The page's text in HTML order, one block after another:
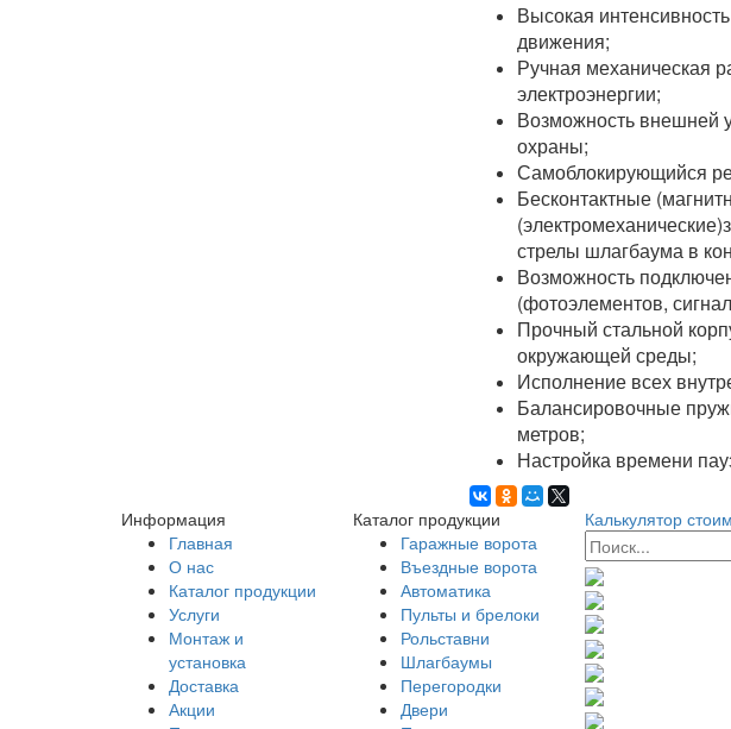
Высокая
движения;
Ручная механическая
электроэнергии;
Возможность внешней
охраны;
Самоблокирующийся
Бесконтактные
стрелы шлагбаума в
Возможность
(фотоэлементов,
Прочный стальной
окружающей среды;
Исполнение всех
Балансировочные
метров;
Настройка времени
Информация
Главная
О нас
Каталог продукции
Услуги
Монтаж и
установка
Доставка
Акции
Каталог продукции
Гаражные ворота
Въездные ворота
Автоматика
Пульты и брелоки
Рольставни
Шлагбаумы
Перегородки
Двери
Калькулятор